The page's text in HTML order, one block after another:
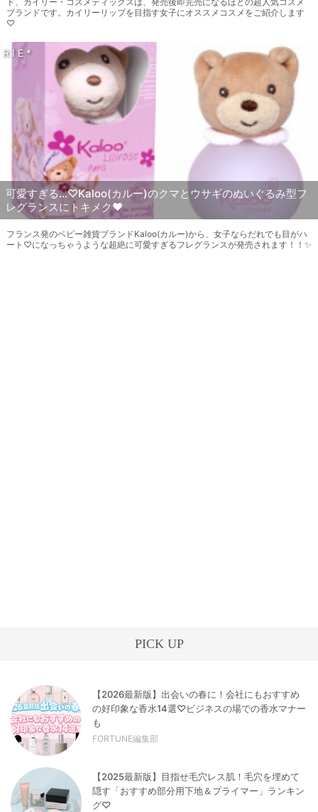
ブランドです。カイリーリップを目指す女子にオススメコスメをご紹介します
♡
R I E *
可愛すぎる…♡Kaloo(カルー)のクマとウサギのぬいぐるみ型フ
レグランスにトキメク♥
フランス発のベビー雑貨ブランドKaloo(カルー)から、女子ならだれでも目がハ
ート♡になっちゃうような超絶に可愛すぎるフレグランスが発売されます！！✨
PICK UP
【2026最新版】出会いの春に！会社にもおすすめ
の好印象な香水14選♡ビジネスの場での香水マナー
も
FORTUNE編集部
【2025最新版】目指せ毛穴レス肌！毛穴を埋めて
隠す「おすすめ部分用下地＆プライマー」ランキン
グ♡